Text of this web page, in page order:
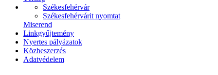
Székesfehérvár
Székesfehérvárit nyomtat
Miserend
Linkgyűjtemény
Nyertes pályázatok
Közbeszerzés
Adatvédelem